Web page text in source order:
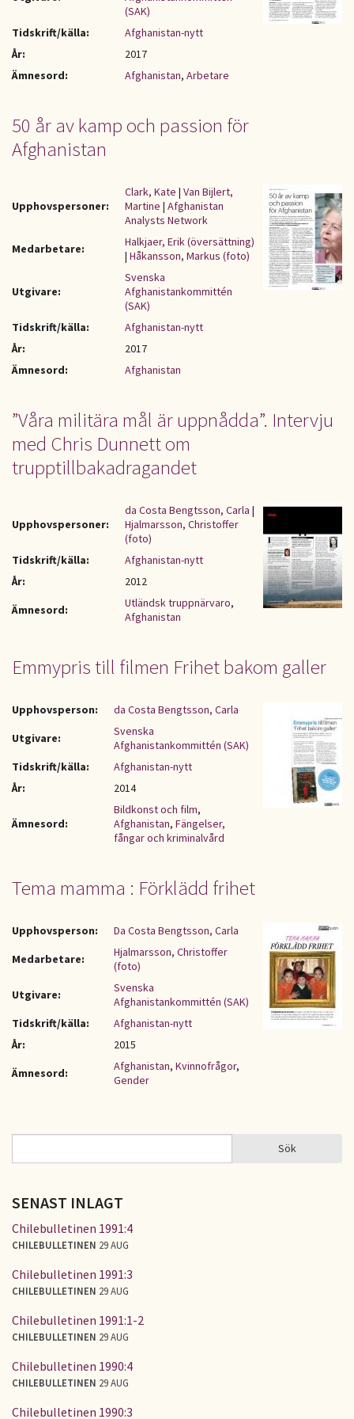
(SAK)
Tidskrift/källa:
Afghanistan-nytt
År:
2017
Ämnesord:
Afghanistan, Arbetare
50 år av kamp och passion för
Afghanistan
Upphovspersoner:
Clark, Kate | Van Bijlert,
Martine | Afghanistan
Analysts Network
Medarbetare:
Halkjaer, Erik (översättning)
| Håkansson, Markus (foto)
Utgivare:
Svenska
Afghanistankommittén
(SAK)
Tidskrift/källa:
Afghanistan-nytt
År:
2017
Ämnesord:
Afghanistan
”Våra militära mål är uppnådda”. Intervju
med Chris Dunnett om
trupptillbakadragandet
Upphovspersoner:
da Costa Bengtsson, Carla |
Hjalmarsson, Christoffer
(foto)
Tidskrift/källa:
Afghanistan-nytt
År:
2012
Ämnesord:
Utländsk truppnärvaro,
Afghanistan
Emmypris till filmen Frihet bakom galler
Upphovsperson:
da Costa Bengtsson, Carla
Utgivare:
Svenska
Afghanistankommittén (SAK)
Tidskrift/källa:
Afghanistan-nytt
År:
2014
Ämnesord:
Bildkonst och film,
Afghanistan, Fängelser,
fångar och kriminalvård
Tema mamma : Förklädd frihet
Upphovsperson:
Da Costa Bengtsson, Carla
Medarbetare:
Hjalmarsson, Christoffer
(foto)
Utgivare:
Svenska
Afghanistankommittén (SAK)
Tidskrift/källa:
Afghanistan-nytt
År:
2015
Ämnesord:
Afghanistan, Kvinnofrågor,
Gender
SÖKFORMULÄR Sök
SENAST INLAGT
Chilebulletinen 1991:4
CHILEBULLETINEN 29 AUG
Chilebulletinen 1991:3
CHILEBULLETINEN 29 AUG
Chilebulletinen 1991:1-2
CHILEBULLETINEN 29 AUG
Chilebulletinen 1990:4
CHILEBULLETINEN 29 AUG
Chilebulletinen 1990:3